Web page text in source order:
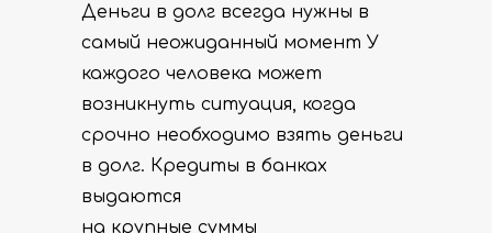
Деньги в долг всегда нужны в
самый неожиданный момент У
каждого человека может
возникнуть ситуация, когда
срочно необходимо взять деньги
в долг. Кредиты в банках
выдаются
на крупные суммы